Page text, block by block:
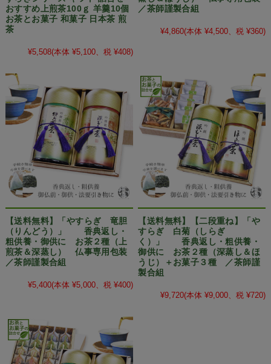
おすすめ上煎茶100ｇ 羊羹10個
お茶とお菓子 和菓子 日本茶 煎
茶
¥5,508(本体 ¥5,100、税 ¥408)
／茶師謹製合組
¥4,860(本体 ¥4,500、税 ¥360)
【送料無料】「やすらぎ 竜胆
（りんどう）」 香典返し・
粗供養・御供に お茶２種（上
煎茶＆深蒸し） 仏事専用包装
／茶師謹製合組
¥5,400(本体 ¥5,000、税 ¥400)
【送料無料】【二段重ね】「や
すらぎ 白菊（しらぎ
く）」 香典返し・粗供養・
御供に お茶２種（深蒸し＆ほ
うじ）＋お菓子３種 ／茶師謹
製合組
¥9,720(本体 ¥9,000、税 ¥720)